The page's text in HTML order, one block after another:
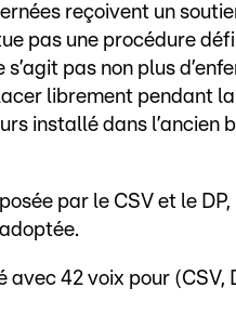
reçoivent un
pas une procédure
s’agit pas non plus
librement pendant
installé dans l’ancien
par le CSV et le
42 voix pour (CSV,